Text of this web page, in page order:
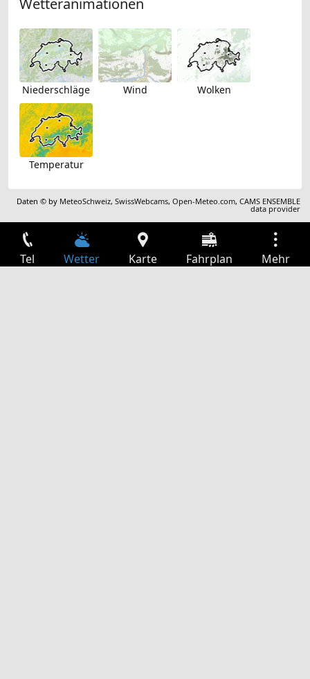
Wetteranimationen
Niederschläge Wind Wolken
Temperatur
Daten © by MeteoSchweiz,SwissWebcams,Open-Meteo.com,CAMS ENSEMBLE
data provider
Tel Wetter Karte Fahrplan Mehr